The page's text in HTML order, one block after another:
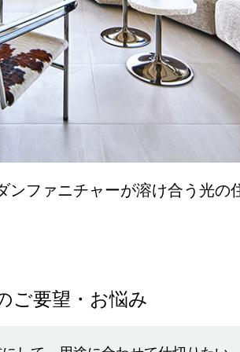
ンファニチャーが溶け合う光の
ご要望・お悩み